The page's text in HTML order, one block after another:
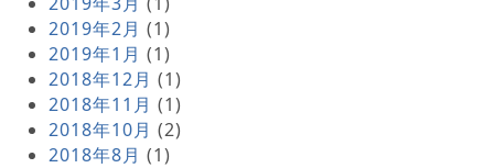
2019年2月 (1)
2019年1月 (1)
2018年12月 (1)
2018年11月 (1)
2018年10月 (2)
2018年8月 (1)